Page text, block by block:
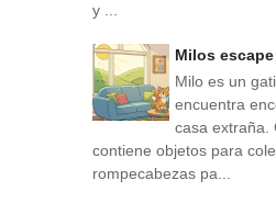
y ...
Milos escape
Milo es un
encuentra
casa extraña.
contiene objetos para
rompecabezas pa...